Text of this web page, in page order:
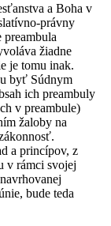
a Boha v
právny
žiadne
je tomu inak.
byť Súdnym
ich preambuly
v preambule)
žaloby na
a princípov, z
v rámci svojej
bude teda